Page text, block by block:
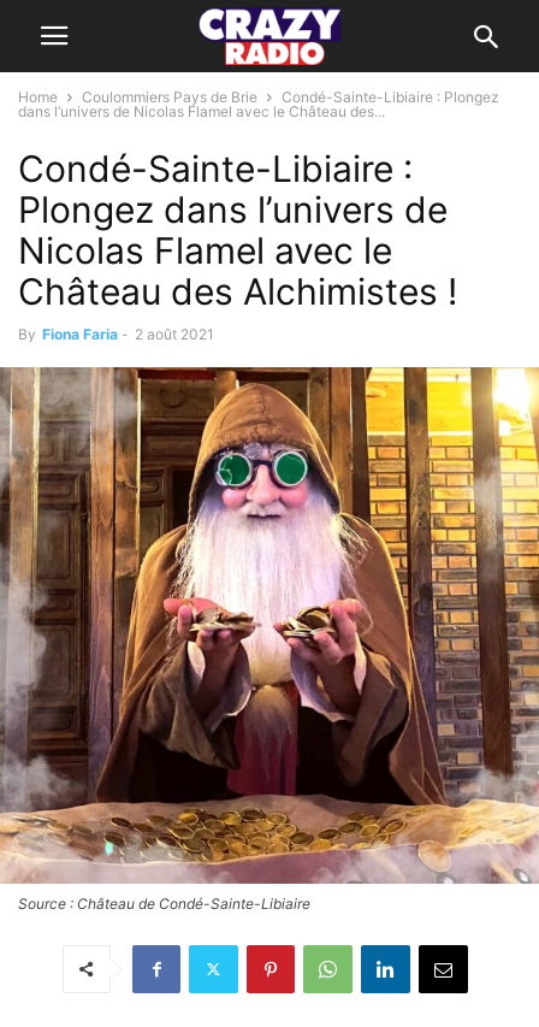
Home Coulommiers Pays de Brie
Condé-Sainte-Libiaire : Plongez
dans l’univers de Nicolas Flamel avec le Château des...
Condé-Sainte-Libiaire :
Plongez dans l’univers de
Nicolas Flamel avec le
Château des Alchimistes !
By Fiona Faria - 2 août 2021
Source : Château de Condé-Sainte-Libiaire